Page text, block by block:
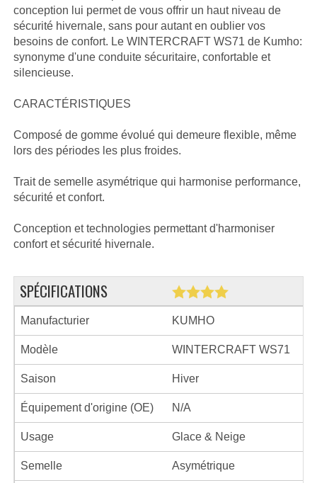
conception lui permet de vous offrir un haut niveau de
sécurité hivernale, sans pour autant en oublier vos
besoins de confort. Le WINTERCRAFT WS71 de Kumho:
synonyme d'une conduite sécuritaire, confortable et
silencieuse.
CARACTÉRISTIQUES
Composé de gomme évolué qui demeure flexible, même
lors des périodes les plus froides.
Trait de semelle asymétrique qui harmonise performance,
sécurité et confort.
Conception et technologies permettant d'harmoniser
confort et sécurité hivernale.
SPÉCIFICATIONS
Manufacturier KUMHO
Modèle WINTERCRAFT WS71
Saison Hiver
Équipement d'origine (OE) N/A
Usage Glace & Neige
Semelle Asymétrique